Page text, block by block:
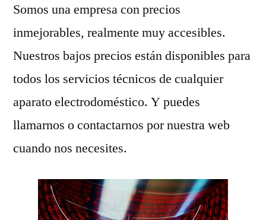
Somos una empresa con precios
inmejorables, realmente muy accesibles.
Nuestros bajos precios están disponibles para
todos los servicios técnicos de cualquier
aparato electrodoméstico. Y puedes
llamarnos o contactarnos por nuestra web
cuando nos necesites.